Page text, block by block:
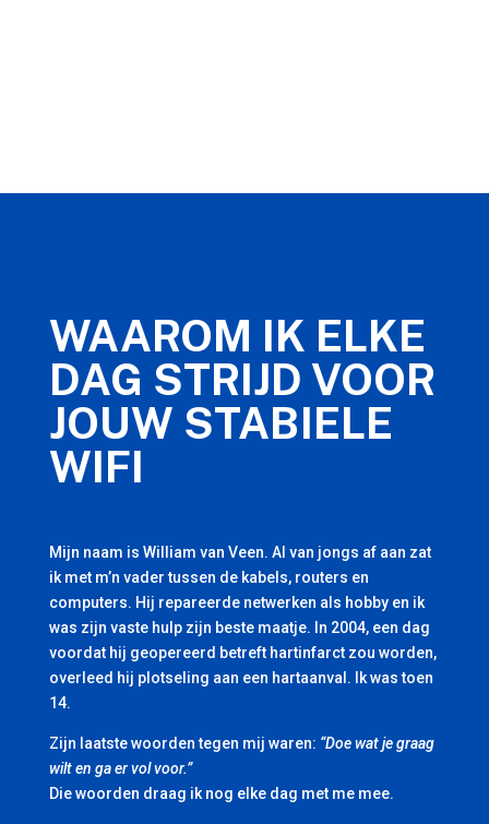
WAAROM IK ELKE
DAG STRIJD VOOR
JOUW STABIELE
WIFI
Mijn naam is William van Veen. Al van jongs af aan zat
ik met m’n vader tussen de kabels, routers en
computers. Hij repareerde netwerken als hobby en ik
was zijn vaste hulp zijn beste maatje. In 2004, een dag
voordat hij geopereerd betreft hartinfarct zou worden,
overleed hij plotseling aan een hartaanval. Ik was toen
14.
Zijn laatste woorden tegen mij waren: “Doe wat je graag
wilt en ga er vol voor.”
Die woorden draag ik nog elke dag met me mee.